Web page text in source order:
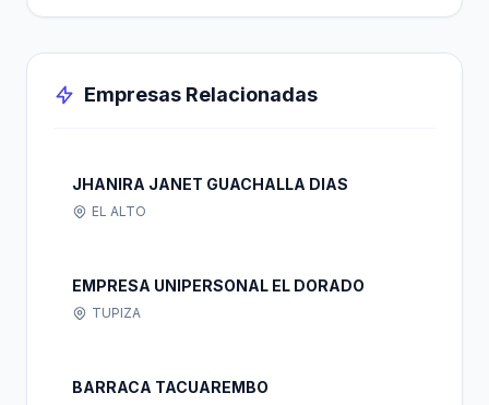
Empresas Relacionadas
JHANIRA JANET GUACHALLA DIAS
EL ALTO
EMPRESA UNIPERSONAL EL DORADO
TUPIZA
BARRACA TACUAREMBO